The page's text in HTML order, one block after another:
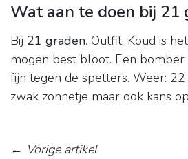
Wat aan te doen bij 21
Bij 21 graden. Outfit: Koud is
mogen best bloot. Een
fijn tegen de spetters. Weer: 22
zwak zonnetje maar ook kans
← Vorige artikel